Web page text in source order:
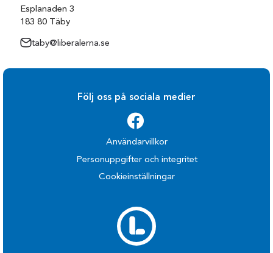
Esplanaden 3
183 80 Täby
taby@liberalerna.se
Följ oss på sociala medier
Användarvillkor
Personuppgifter och integritet
Cookieinställningar